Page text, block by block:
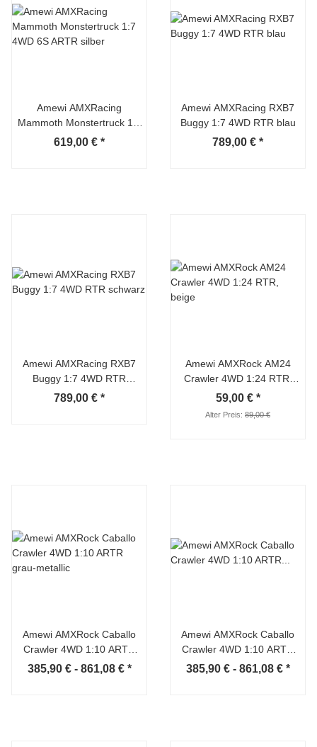
Amewi AMXRacing
Mammoth Monstertruck 1:7
4WD 6S ARTR silber
619,00 € *
Amewi AMXRacing RXB7
Buggy 1:7 4WD RTR blau
789,00 € *
Amewi AMXRacing RXB7
Buggy 1:7 4WD RTR
schwarz
789,00 € *
Amewi AMXRock AM24
Crawler 4WD 1:24 RTR,
beige
59,00 € *
Alter Preis: 89,00 €
Amewi AMXRock Caballo
Crawler 4WD 1:10 ARTR
grau-metallic
385,90 € - 861,08 € *
Amewi AMXRock Caballo
Crawler 4WD 1:10 ARTR
grün-metallic
385,90 € - 861,08 € *